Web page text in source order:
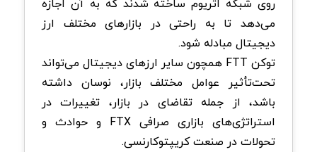
می‌دهد تا به راحتی در بازارهای مختلف ارز
دیجیتال مبادله شود.
توکن FTT همچون سایر ارزهای دیجیتال می‌تواند
تحت‌تأثیر عوامل مختلف بازار، نوسان داشته
باشد، از جمله تقاضای در بازار، تغییرات در
استراتژی‌های بازاری صرافی FTX و حوادث و
تحولات در صنعت کریپتوکارنسی.